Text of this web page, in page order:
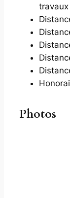
Photos